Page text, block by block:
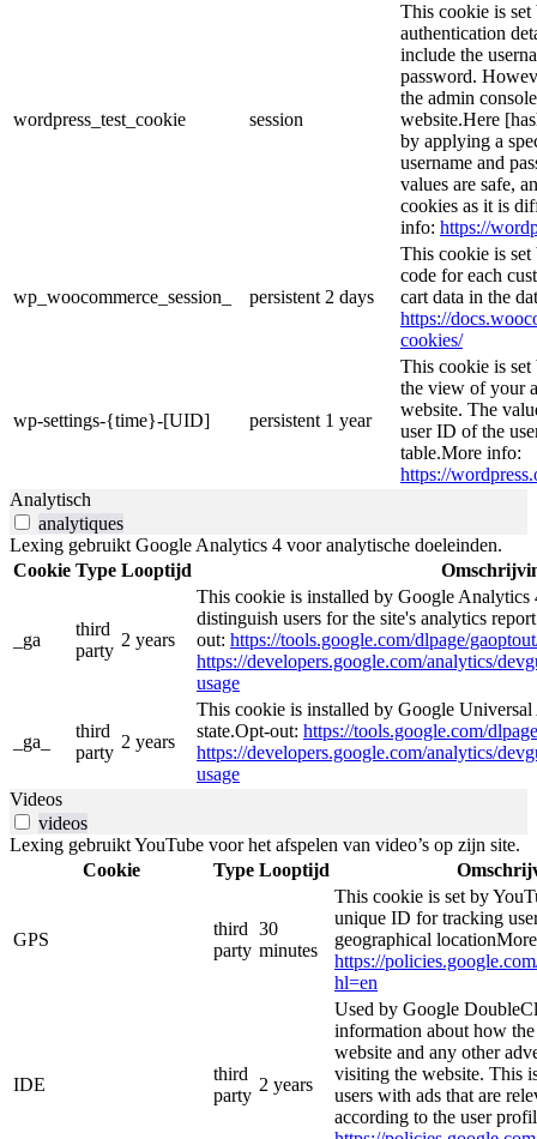
wordpress_test_cookie session
This cookie is set
authentication
include the
password.
the admin
website.Here
by applying a
username and
values are safe,
cookies as it is
info: https://
wp_woocommerce_session_ persistent 2 days
This cookie is
code for each
cart data in the
https://
cookies/
wp-settings-{time}-[UID] persistent 1 year
This cookie is set
the view of your
website. The
user ID of the
table.More info:
https://
Analytisch
analytiques
Lexing gebruikt Google Analytics 4 voor analytische doeleinden.
Cookie Type Looptijd
_ga
third
party
2 years
This cookie is installed by Google Analytics
distinguish users for the site's analytics
out: https://tools.google.com/dlpage/
https://developers.google.com/analytics/
usage
_ga_
third
party
2 years
This cookie is installed by Google Universal
state.Opt-out: https://tools.google.com/
https://developers.google.com/analytics/
usage
Videos
videos
Lexing gebruikt YouTube voor het afspelen van video’s op zijn site.
Cookie
Type Looptijd
GPS
third
party
30
minutes
This cookie is set by
unique ID for tracking
geographical
https://
hl=en
IDE
third
party
2 years
Used by Google
information about how the
website and any other
visiting the website. This
users with ads that are
according to the user